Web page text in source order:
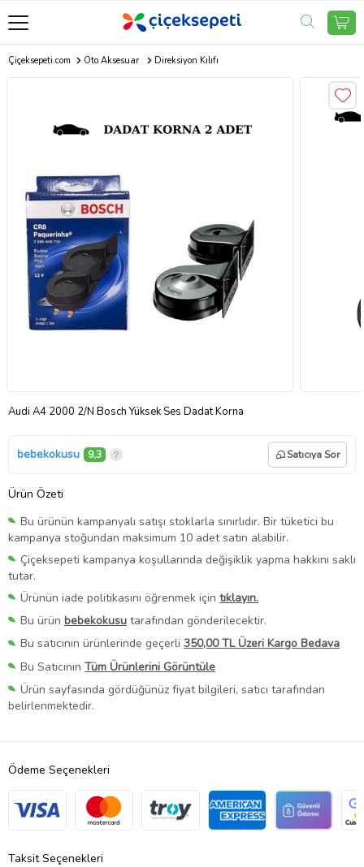
Çiçeksepeti.com Oto Aksesuar Direksiyon Kılıfı
Audi A4 2000 2/N Bosch Yüksek Ses Dadat Korna
bebekokusu 9,3 Satıcıya Sor
Ürün Özeti
Bu ürünün kampanyalı satışı stoklarla sınırlıdır. Bir tüketici bu
kampanya stoğundan maksimum 10 adet satın alabilir.
Çiçeksepeti kampanya koşullarında değişiklik yapma hakkını saklı
tutar.
Ürünün iade politikasını öğrenmek için tıklayın.
Bu ürün bebekokusu tarafından gönderilecektir.
Bu satıcının ürünlerinde geçerli 350,00 TL Üzeri Kargo Bedava
Bu Satıcının Tüm Ürünlerini Görüntüle
Ürün sayfasında gördüğünüz fiyat bilgileri, satıcı tarafından
belirlenmektedir.
Ödeme Seçenekleri
Taksit Seçenekleri